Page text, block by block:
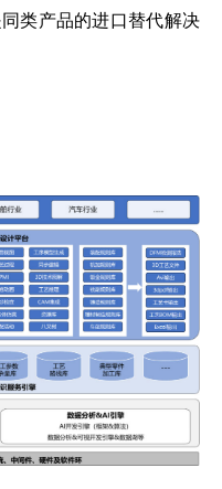
类产品的进口替代解决